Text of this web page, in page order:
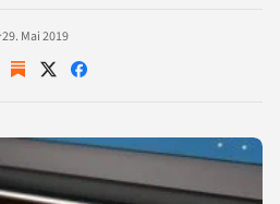
·29. Mai 2019
Auf Auf